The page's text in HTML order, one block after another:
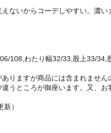
ないからコーデしやすい。濃い
108,わたり幅32/33,股上33/34,
りますが商品には含まれません
うところが御座います。又、
）